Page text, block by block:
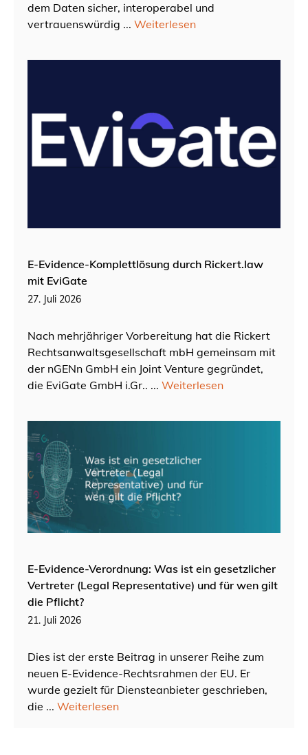
dem Daten sicher, interoperabel und
vertrauenswürdig ... Weiterlesen
E-Evidence-Komplettlösung durch Rickert.law
mit EviGate
27. Juli 2026
Nach mehrjähriger Vorbereitung hat die Rickert
Rechtsanwaltsgesellschaft mbH gemeinsam mit
der nGENn GmbH ein Joint Venture gegründet,
die EviGate GmbH i.Gr.. ... Weiterlesen
E-Evidence-Verordnung: Was ist ein gesetzlicher
Vertreter (Legal Representative) und für wen gilt
die Pflicht?
21. Juli 2026
Dies ist der erste Beitrag in unserer Reihe zum
neuen E-Evidence-Rechtsrahmen der EU. Er
wurde gezielt für Diensteanbieter geschrieben,
die ... Weiterlesen